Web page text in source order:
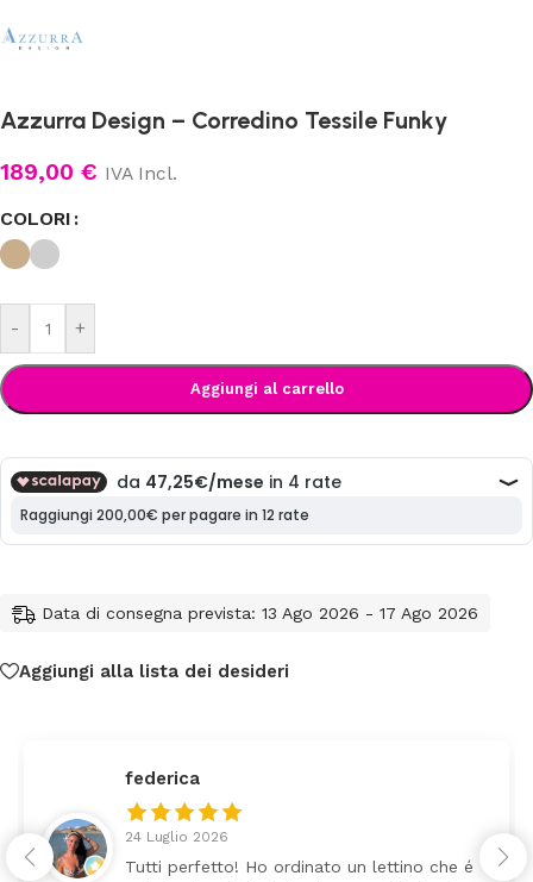
Azzurra Design – Corredino Tessile Funky
189,00 € IVA Incl.
COLORI
- +
Aggiungi al carrello
Data di consegna prevista: 13 Ago 2026 - 17 Ago 2026
Aggiungi alla lista dei desideri
federica
24 Luglio 2026
Tutti perfetto! Ho ordinato un lettino che é